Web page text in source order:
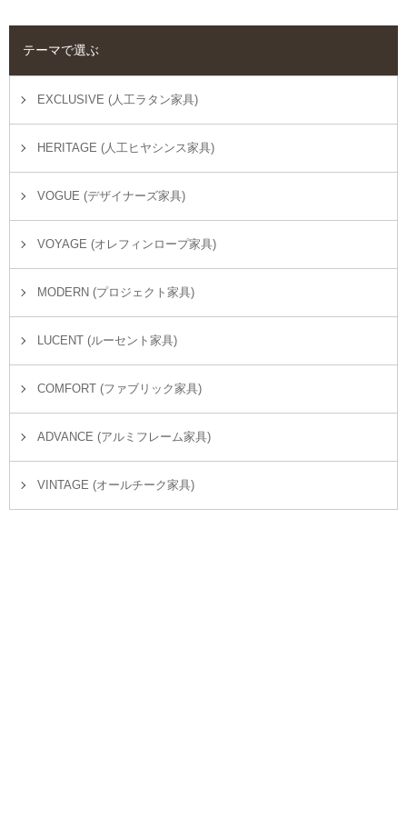
テーマで選ぶ
EXCLUSIVE (人工ラタン家具)
HERITAGE (人工ヒヤシンス家具)
VOGUE (デザイナーズ家具)
VOYAGE (オレフィンロープ家具)
MODERN (プロジェクト家具)
LUCENT (ルーセント家具)
COMFORT (ファブリック家具)
ADVANCE (アルミフレーム家具)
VINTAGE (オールチーク家具)